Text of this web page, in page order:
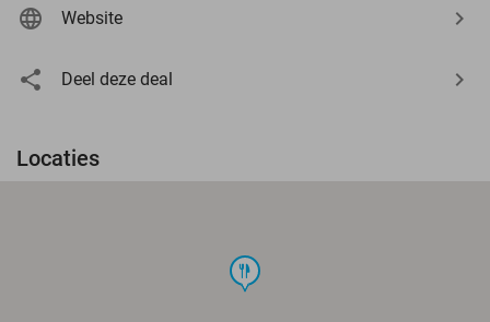
Website
Deel deze deal
Locaties
food